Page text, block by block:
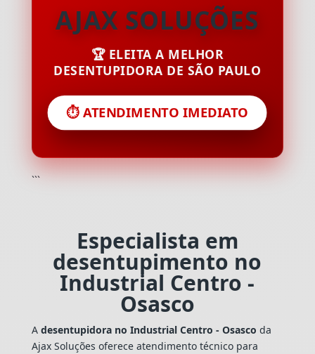
AJAX SOLUÇÕES
🏆 ELEITA A MELHOR
DESENTUPIDORA DE SÃO PAULO
⏱️ ATENDIMENTO IMEDIATO
```
Especialista em
desentupimento no
Industrial Centro -
Osasco
A desentupidora no Industrial Centro - Osasco da
Ajax Soluções oferece atendimento técnico para